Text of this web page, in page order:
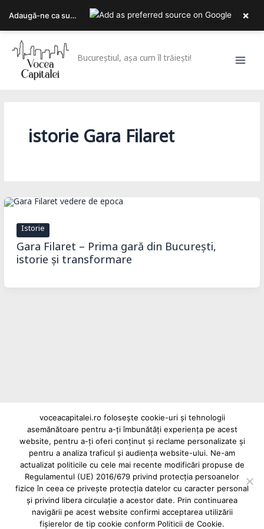
content
Bucureștiul, așa cum îl trăiești!
istorie Gara Filaret
Istorie
Gara Filaret – Prima gară din București,
istorie și transformare
Reclame și advertoriale pe Vocea Capitalei
Powered byINFINITUS ADVERTISING
Adaugă-ne ca sursa ta preferată pe Google ×
voceacapitalei.ro folosește cookie-uri și tehnologii
asemănătoare pentru a-ți îmbunătăți experiența pe acest
website, pentru a-ți oferi conținut și reclame personalizate și
pentru a analiza traficul și audiența website-ului. Ne-am
actualizat politicile cu cele mai recente modificări propuse de
Regulamentul (UE) 2016/679 privind protecția persoanelor
fizice în ceea ce privește protecția datelor cu caracter personal
și privind libera circulație a acestor date. Prin continuarea
navigării pe acest website confirmi acceptarea utilizării
fișierelor de tip cookie conform Politicii de Cookie.